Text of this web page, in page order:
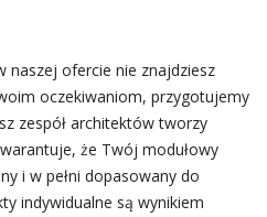
naszej ofercie nie znajdziesz
oczekiwaniom, przygotujemy
zespół architektów tworzy
że Twój modułowy
i w pełni dopasowany do
indywidualne są wynikiem